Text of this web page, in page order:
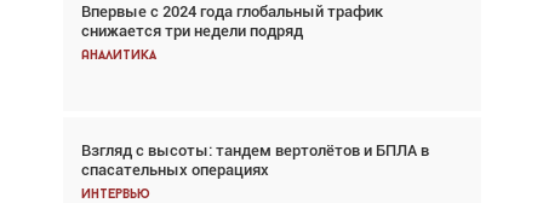
Впервые с 2024 года глобальный трафик
снижается три недели подряд
Аналитика
Взгляд с высоты: тандем вертолётов и БПЛА в
спасательных операциях
Интервью
Впервые с 2024 года глобальный трафик
снижается три недели подряд
Аналитика
Частный самолёт – это актив. Подходите к
покупке соответствующим образом
Интервью